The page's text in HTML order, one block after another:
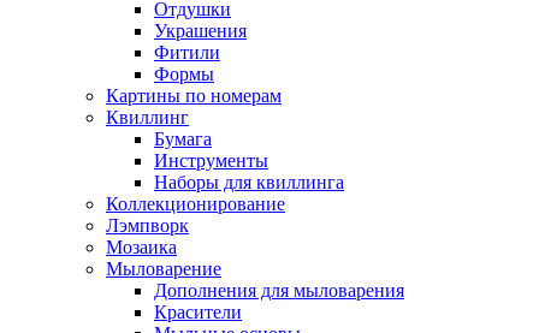
Отдушки
Украшения
Фитили
Формы
Картины по номерам
Квиллинг
Бумага
Инструменты
Наборы для квиллинга
Коллекционирование
Лэмпворк
Мозаика
Мыловарение
Дополнения для мыловарения
Красители